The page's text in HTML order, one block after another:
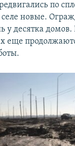
по
селе новые.
у десятка домов.
еще